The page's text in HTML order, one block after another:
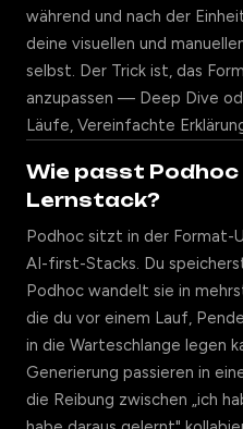
während und nach der
deine visuellen und
selbst. Der Trick ist, das
anzupassen — Deep Dive
Läufe, Vereinfachte
Wie passt Podhoc
Lernstack?
Podhoc sitzt in der Format-
AI-first-Stacks. Du
Podhoc wandelt sie in
die du vor einem Lauf,
in die Warteschlange legen
Generierung passieren in
die Reibung zwischen „ich